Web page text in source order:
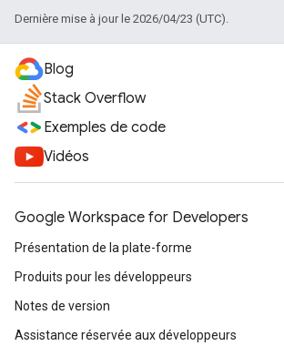
Dernière mise à jour le 2026/04/23 (UTC).
Blog
Stack Overflow
Exemples de code
Vidéos
Google Workspace for Developers
Présentation de la plate-forme
Produits pour les développeurs
Notes de version
Assistance réservée aux développeurs